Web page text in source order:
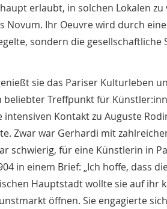
erlaubt, in solchen Lokalen
Ihr Oeuvre wird durch
sondern die gesellschaftliche
sie das Pariser Kulturleben
Treffpunkt für
Kontakt zu Auguste
Zwar war Gerhardi mit
schwierig, für eine Künstlerin in
in einem Brief: „Ich hoffe, dass
Hauptstadt wollte sie auf ihr
öffnen. Sie engagierte